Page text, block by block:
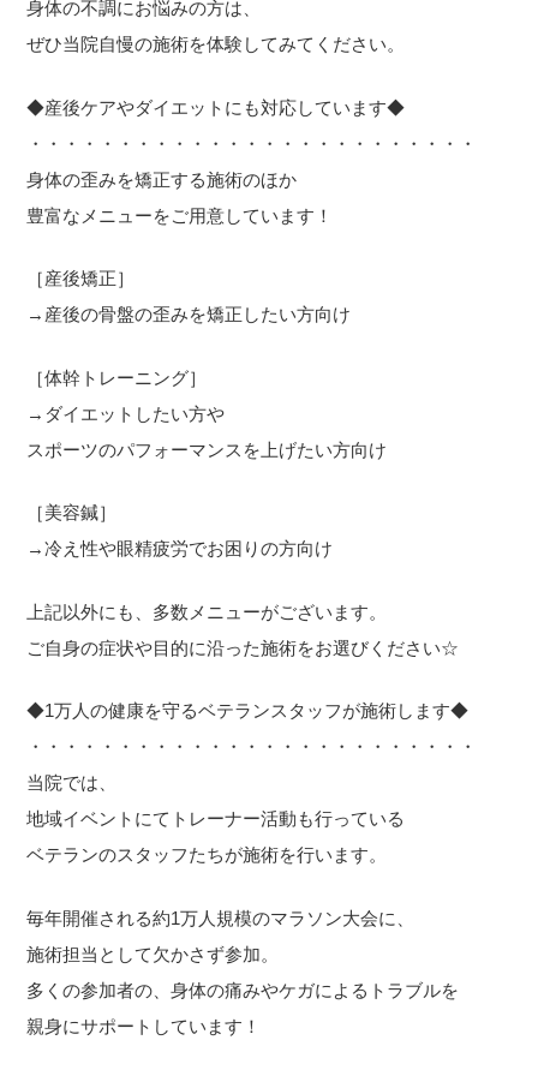
身体の不調にお悩みの方は、
ぜひ当院自慢の施術を体験してみてください。
◆産後ケアやダイエットにも対応しています◆
・・・・・・・・・・・・・・・・・・・・・・・・・
身体の歪みを矯正する施術のほか
豊富なメニューをご用意しています！
［産後矯正］
→産後の骨盤の歪みを矯正したい方向け
［体幹トレーニング］
→ダイエットしたい方や
スポーツのパフォーマンスを上げたい方向け
［美容鍼］
→冷え性や眼精疲労でお困りの方向け
上記以外にも、多数メニューがございます。
ご自身の症状や目的に沿った施術をお選びください☆
◆1万人の健康を守るベテランスタッフが施術します◆
・・・・・・・・・・・・・・・・・・・・・・・・・
当院では、
地域イベントにてトレーナー活動も行っている
ベテランのスタッフたちが施術を行います。
毎年開催される約1万人規模のマラソン大会に、
施術担当として欠かさず参加。
多くの参加者の、身体の痛みやケガによるトラブルを
親身にサポートしています！